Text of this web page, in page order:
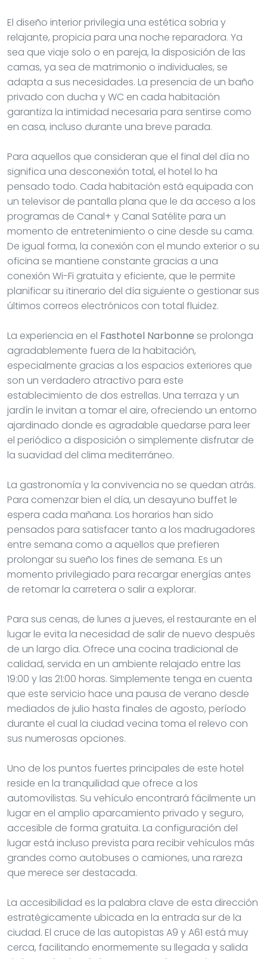
El diseño interior privilegia una estética sobria y
relajante, propicia para una noche reparadora. Ya
sea que viaje solo o en pareja, la disposición de las
camas, ya sea de matrimonio o individuales, se
adapta a sus necesidades. La presencia de un baño
privado con ducha y WC en cada habitación
garantiza la intimidad necesaria para sentirse como
en casa, incluso durante una breve parada.
Para aquellos que consideran que el final del día no
significa una desconexión total, el hotel lo ha
pensado todo. Cada habitación está equipada con
un televisor de pantalla plana que le da acceso a los
programas de Canal+ y Canal Satélite para un
momento de entretenimiento o cine desde su cama.
De igual forma, la conexión con el mundo exterior o su
oficina se mantiene constante gracias a una
conexión Wi-Fi gratuita y eficiente, que le permite
planificar su itinerario del día siguiente o gestionar sus
últimos correos electrónicos con total fluidez.
La experiencia en el Fasthotel Narbonne se prolonga
agradablemente fuera de la habitación,
especialmente gracias a los espacios exteriores que
son un verdadero atractivo para este
establecimiento de dos estrellas. Una terraza y un
jardín le invitan a tomar el aire, ofreciendo un entorno
ajardinado donde es agradable quedarse para leer
el periódico a disposición o simplemente disfrutar de
la suavidad del clima mediterráneo.
La gastronomía y la convivencia no se quedan atrás.
Para comenzar bien el día, un desayuno buffet le
espera cada mañana. Los horarios han sido
pensados para satisfacer tanto a los madrugadores
entre semana como a aquellos que prefieren
prolongar su sueño los fines de semana. Es un
momento privilegiado para recargar energías antes
de retomar la carretera o salir a explorar.
Para sus cenas, de lunes a jueves, el restaurante en el
lugar le evita la necesidad de salir de nuevo después
de un largo día. Ofrece una cocina tradicional de
calidad, servida en un ambiente relajado entre las
19:00 y las 21:00 horas. Simplemente tenga en cuenta
que este servicio hace una pausa de verano desde
mediados de julio hasta finales de agosto, período
durante el cual la ciudad vecina toma el relevo con
sus numerosas opciones.
Uno de los puntos fuertes principales de este hotel
reside en la tranquilidad que ofrece a los
automovilistas. Su vehículo encontrará fácilmente un
lugar en el amplio aparcamiento privado y seguro,
accesible de forma gratuita. La configuración del
lugar está incluso prevista para recibir vehículos más
grandes como autobuses o camiones, una rareza
que merece ser destacada.
La accesibilidad es la palabra clave de esta dirección
estratégicamente ubicada en la entrada sur de la
ciudad. El cruce de las autopistas A9 y A61 está muy
cerca, facilitando enormemente su llegada y salida